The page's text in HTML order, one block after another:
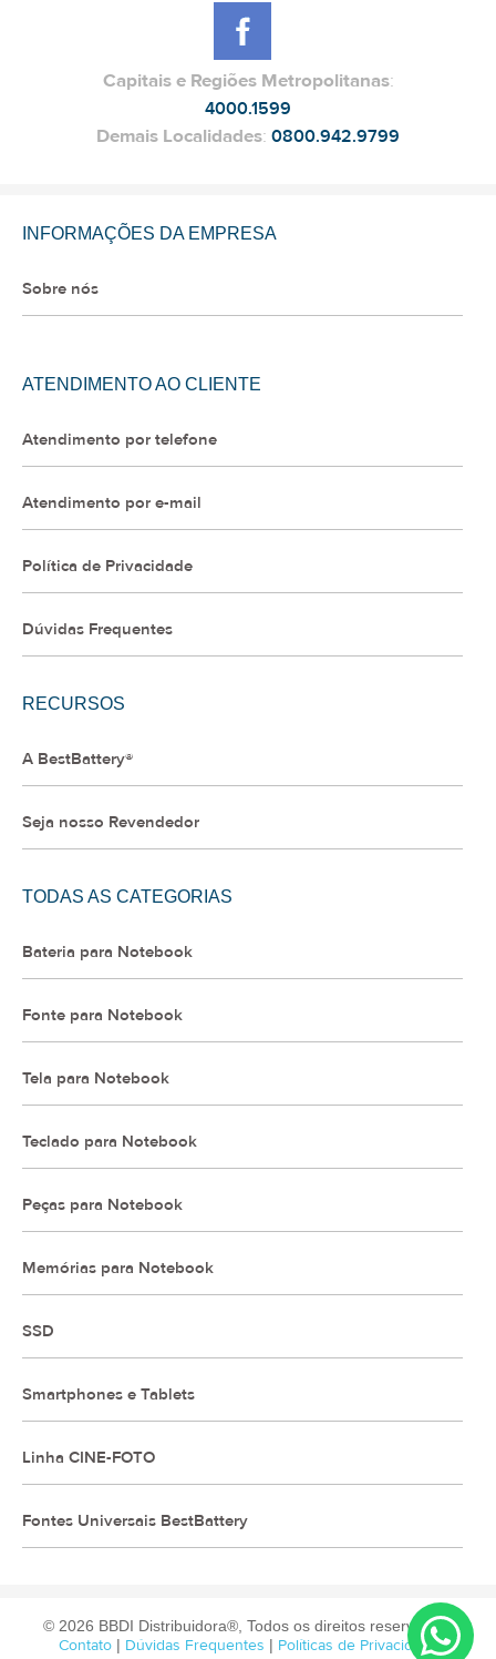
Capitais e Regiões Metropolitanas:
4000.1599
Demais Localidades: 0800.942.9799
INFORMAÇÕES DA EMPRESA
Sobre nós
ATENDIMENTO AO CLIENTE
Atendimento por telefone
Atendimento por e-mail
Política de Privacidade
Dúvidas Frequentes
RECURSOS
A BestBattery®
Seja nosso Revendedor
TODAS AS CATEGORIAS
Bateria para Notebook
Fonte para Notebook
Tela para Notebook
Teclado para Notebook
Peças para Notebook
Memórias para Notebook
SSD
Smartphones e Tablets
Linha CINE-FOTO
Fontes Universais BestBattery
© 2026 BBDI Distribuidora®, Todos os direitos reservados.
Contato | Dúvidas Frequentes | Políticas de Privacidade